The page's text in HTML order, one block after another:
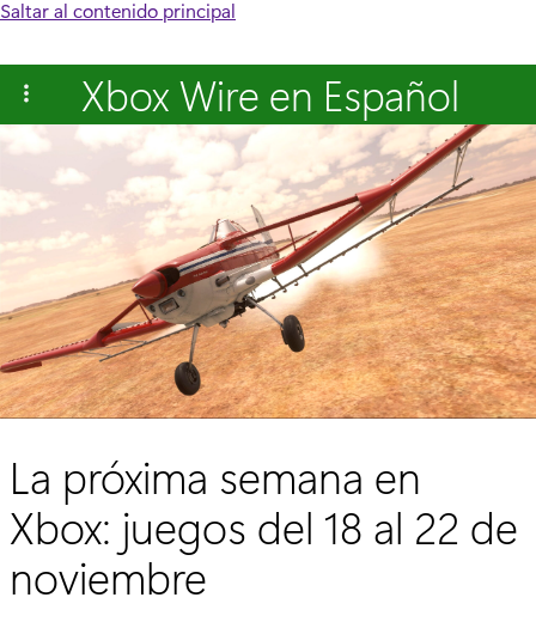
Saltar al contenido principal
Xbox Wire en Español
La próxima semana en
Xbox: juegos del 18 al 22 de
noviembre